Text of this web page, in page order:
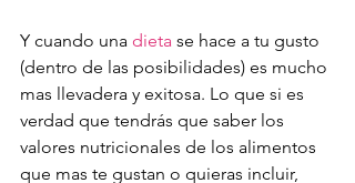
Y cuando una dieta se hace a tu gusto
(dentro de las posibilidades) es mucho
mas llevadera y exitosa. Lo que si es
verdad que tendrás que saber los
valores nutricionales de los alimentos
que mas te gustan o quieras incluir,